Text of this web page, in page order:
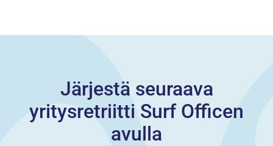
Järjestä seuraava
yritysretriitti Surf Officen
avulla